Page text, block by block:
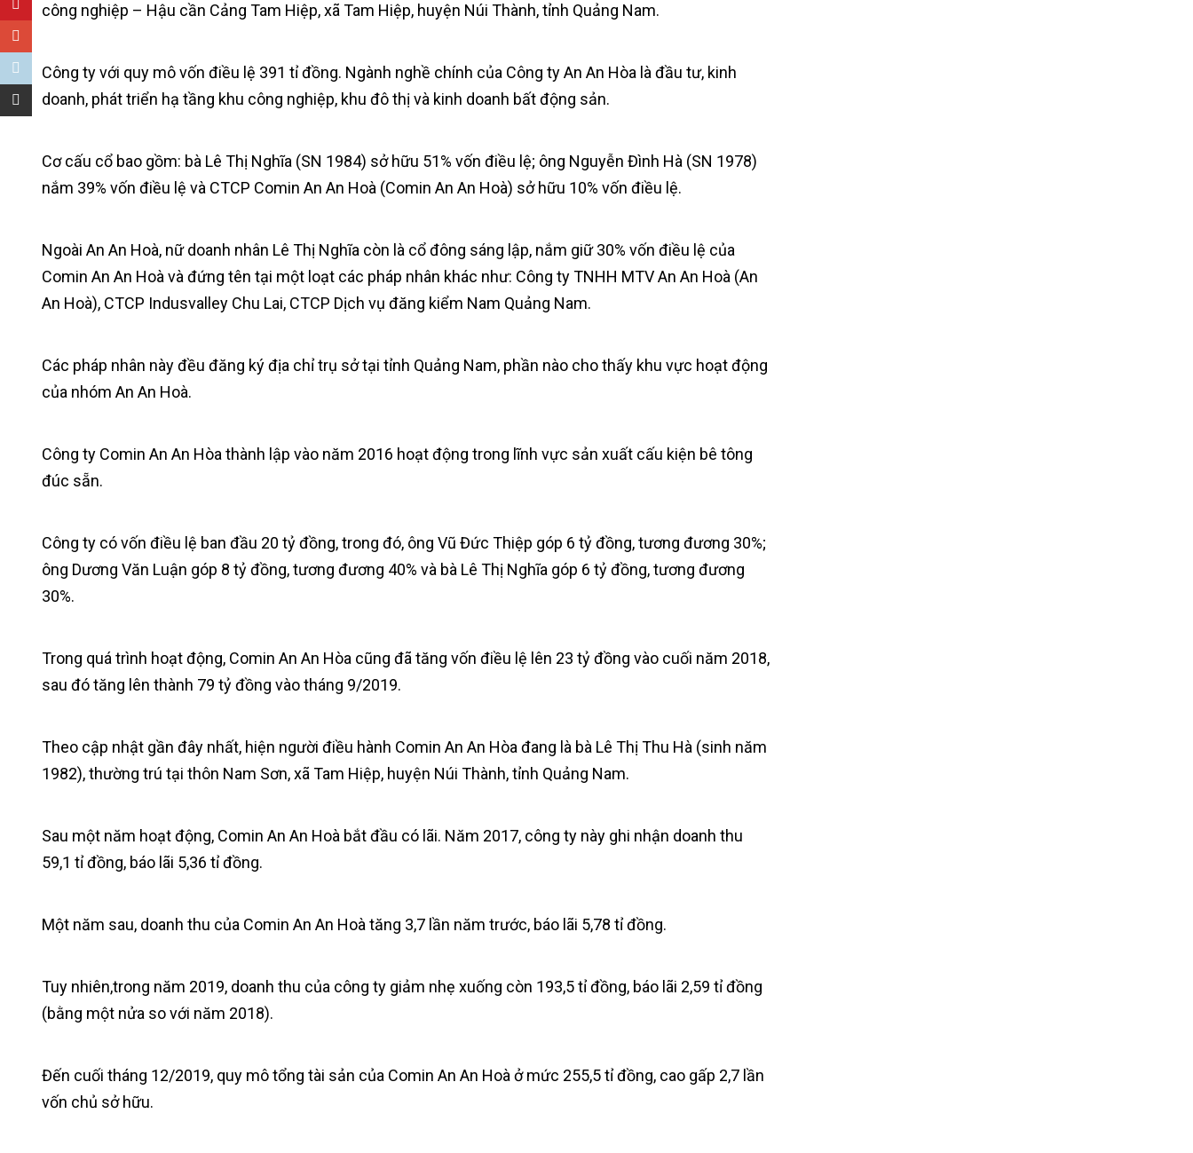
công nghiệp – Hậu cần Cảng Tam Hiệp, xã Tam Hiệp, huyện Núi Thành, tỉnh Quảng Nam.
Công ty với quy mô vốn điều lệ 391 tỉ đồng. Ngành nghề chính của Công ty An An Hòa là đầu tư, kinh
doanh, phát triển hạ tầng khu công nghiệp, khu đô thị và kinh doanh bất động sản.
Cơ cấu cổ bao gồm: bà Lê Thị Nghĩa (SN 1984) sở hữu 51% vốn điều lệ; ông Nguyễn Đình Hà (SN 1978)
nắm 39% vốn điều lệ và CTCP Comin An An Hoà (Comin An An Hoà) sở hữu 10% vốn điều lệ.
Ngoài An An Hoà, nữ doanh nhân Lê Thị Nghĩa còn là cổ đông sáng lập, nắm giữ 30% vốn điều lệ của
Comin An An Hoà và đứng tên tại một loạt các pháp nhân khác như: Công ty TNHH MTV An An Hoà (An
An Hoà), CTCP Indusvalley Chu Lai, CTCP Dịch vụ đăng kiểm Nam Quảng Nam.
Các pháp nhân này đều đăng ký địa chỉ trụ sở tại tỉnh Quảng Nam, phần nào cho thấy khu vực hoạt động
của nhóm An An Hoà.
Công ty Comin An An Hòa thành lập vào năm 2016 hoạt động trong lĩnh vực sản xuất cấu kiện bê tông
đúc sẵn.
Công ty có vốn điều lệ ban đầu 20 tỷ đồng, trong đó, ông Vũ Đức Thiệp góp 6 tỷ đồng, tương đương 30%;
ông Dương Văn Luận góp 8 tỷ đồng, tương đương 40% và bà Lê Thị Nghĩa góp 6 tỷ đồng, tương đương
30%.
Trong quá trình hoạt động, Comin An An Hòa cũng đã tăng vốn điều lệ lên 23 tỷ đồng vào cuối năm 2018,
sau đó tăng lên thành 79 tỷ đồng vào tháng 9/2019.
Theo cập nhật gần đây nhất, hiện người điều hành Comin An An Hòa đang là bà Lê Thị Thu Hà (sinh năm
1982), thường trú tại thôn Nam Sơn, xã Tam Hiệp, huyện Núi Thành, tỉnh Quảng Nam.
Sau một năm hoạt động, Comin An An Hoà bắt đầu có lãi. Năm 2017, công ty này ghi nhận doanh thu
59,1 tỉ đồng, báo lãi 5,36 tỉ đồng.
Một năm sau, doanh thu của Comin An An Hoà tăng 3,7 lần năm trước, báo lãi 5,78 tỉ đồng.
Tuy nhiên,trong năm 2019, doanh thu của công ty giảm nhẹ xuống còn 193,5 tỉ đồng, báo lãi 2,59 tỉ đồng
(bằng một nửa so với năm 2018).
Đến cuối tháng 12/2019, quy mô tổng tài sản của Comin An An Hoà ở mức 255,5 tỉ đồng, cao gấp 2,7 lần
vốn chủ sở hữu.